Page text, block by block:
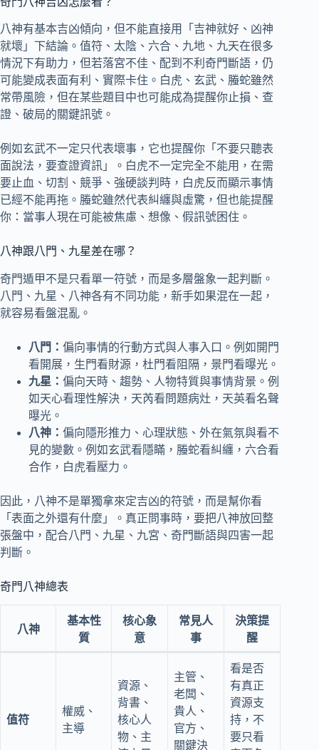
八神有基本吉凶傾向，但不能直接用「吉神就好、凶神
就壞」下結論。值符、太陰、六合、九地、九天在很多
情況下有助力，但若落宮不佳、配到不利奇門斷語，仍
可能變成表面有利、實際卡住。白虎、玄武、螣蛇雖然
常帶風險，但在某些題目中也可能成為提醒你止損、查
證、破局的關鍵訊號。
例如玄武不一定只代表壞事，它也提醒你「不要只聽表
面說法，要查證資訊」。白虎不一定完全不能用，在需
要止血、切割、競爭、強硬談判時，白虎反而顯示事情
已經不能再拖。螣蛇雖然代表糾纏與虛驚，但也能提醒
你：當事人現在可能被焦慮、想像、假訊號困住。
八神跟八門、九星差在哪？
奇門遁甲不是只看單一符號，而是多層盤象一起判斷。
八門、九星、八神各有不同功能，新手如果混在一起，
就容易看盤混亂。
八門： 偏向事情的行動方式與人事入口。例如開門
看開展，生門看財源，杜門看阻隔，景門看曝光。
九星： 偏向天時、趨勢、人物特質與事情背景。例
如天心看理性解決，天芮看問題病灶，天英看名聲
曝光。
八神： 偏向隱形推力、心理狀態、外在氣氛與看不
見的變數。例如玄武看隱瞞，螣蛇看糾纏，六合看
合作，白虎看壓力。
因此，八神不是單獨拿來定吉凶的符號，而是幫你看
「表面之外還有什麼」。真正問事時，要把八神放回整
張盤中，配合八門、九星、九宮、奇門斷語與四害一起
判斷。
奇門八神總表
八神
基本性
質
核心象
意
常見人
事
決策提
醒
值符
權威、
主導
資源、
背書、
核心人
物、主
主管、
老闆、
貴人、
官方、
關鍵決
看是否
有真正
資源支
持，不
要只看